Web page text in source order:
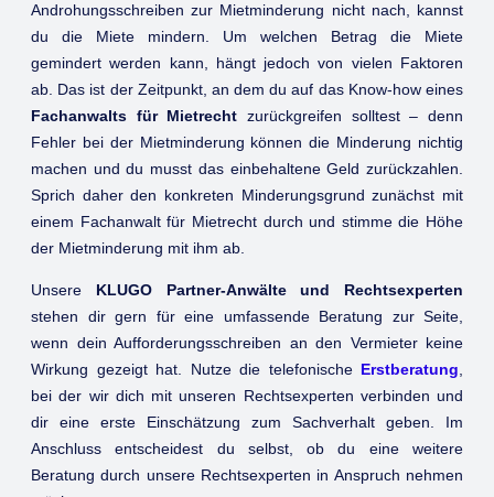
Androhungsschreiben zur Mietminderung nicht nach, kannst
du die Miete mindern. Um welchen Betrag die Miete
gemindert werden kann, hängt jedoch von vielen Faktoren
ab. Das ist der Zeitpunkt, an dem du auf das Know-how eines
Fachanwalts für Mietrecht zurückgreifen solltest – denn
Fehler bei der Mietminderung können die Minderung nichtig
machen und du musst das einbehaltene Geld zurückzahlen.
Sprich daher den konkreten Minderungsgrund zunächst mit
einem Fachanwalt für Mietrecht durch und stimme die Höhe
der Mietminderung mit ihm ab.
Unsere KLUGO Partner-Anwälte und Rechtsexperten
stehen dir gern für eine umfassende Beratung zur Seite,
wenn dein Aufforderungsschreiben an den Vermieter keine
Wirkung gezeigt hat. Nutze die telefonische Erstberatung,
bei der wir dich mit unseren Rechtsexperten verbinden und
dir eine erste Einschätzung zum Sachverhalt geben. Im
Anschluss entscheidest du selbst, ob du eine weitere
Beratung durch unsere Rechtsexperten in Anspruch nehmen